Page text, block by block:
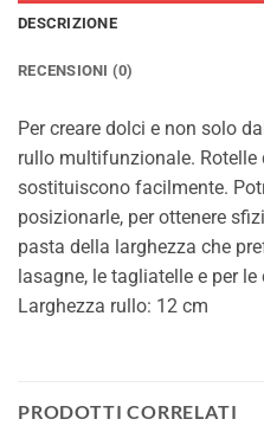
DESCRIZIONE
RECENSIONI (0)
Per creare dolci e non solo
rullo multifunzionale. Rotelle
sostituiscono facilmente.
posizionarle, per ottenere
pasta della larghezza che
lasagne, le tagliatelle e per
Larghezza rullo: 12 cm
PRODOTTI CORRELATI